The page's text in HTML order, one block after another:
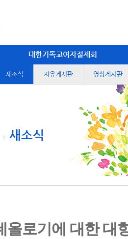
대한기독교여자절제회
새소식 자유게시판 영상게시판
새소식
올로기에 대한 대